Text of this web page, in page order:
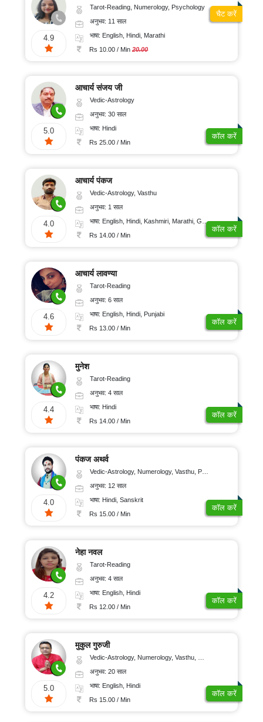
4.9
Tarot-Reading, Numerology, Psychology
अनुभव: 11 साल
भाषा: English, Hindi, Marathi
Rs 10.00 / Min20.00
चैट करें
5.0
आचार्य संजय जी
Vedic-Astrology
अनुभव: 30 साल
भाषा: Hindi
Rs 25.00 / Min
कॉल करें
4.0
आचार्य पंकज
Vedic-Astrology, Vasthu
अनुभव: 1 साल
भाषा: English, Hindi, Kashmiri, Marathi, Gujarati, Punjabi, Odiya, Nepali, Sanskrit
Rs 14.00 / Min
कॉल करें
4.6
आचार्य लावण्या
Tarot-Reading
अनुभव: 6 साल
भाषा: English, Hindi, Punjabi
Rs 13.00 / Min
कॉल करें
4.4
मुनेश
Tarot-Reading
अनुभव: 4 साल
भाषा: Hindi
Rs 14.00 / Min
कॉल करें
4.0
पंकज अथर्व
Vedic-Astrology, Numerology, Vasthu, Psychology, Medical-Astrology, Tree-Astrology, Prashna-Kundali
अनुभव: 12 साल
भाषा: Hindi, Sanskrit
Rs 15.00 / Min
कॉल करें
4.2
नेहा नवल
Tarot-Reading
अनुभव: 4 साल
भाषा: English, Hindi
Rs 12.00 / Min
कॉल करें
5.0
मुकुल गुरुजी
Vedic-Astrology, Numerology, Vasthu, Nadi-Astrology, Psychology, Medical-Astrology, Tree-Astrology, Prashna-Kundali
अनुभव: 20 साल
भाषा: English, Hindi
Rs 15.00 / Min
कॉल करें